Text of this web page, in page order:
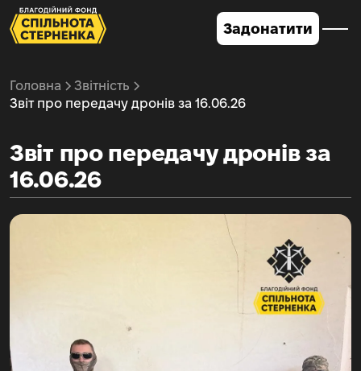
Задонатити
Головна
Звітність
Звіт про передачу дронів за 16.06.26
Звіт про передачу дронів за
16.06.26